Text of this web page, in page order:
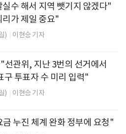
수 해서 지역 뺏기지 않겠다"
가 제일 중요"
) 이현승 기자
선관위, 지난 3번의 선거에서
구 투표자 수 미리 입력"
) 이현승 기자
누진 체계 완화 정부에 요청"